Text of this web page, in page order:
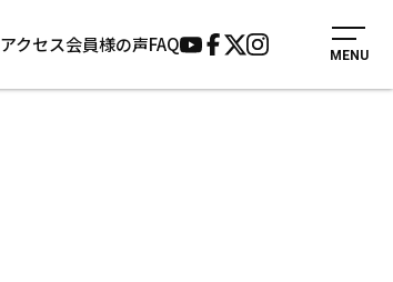
アクセス会員様の声FAQ MENU